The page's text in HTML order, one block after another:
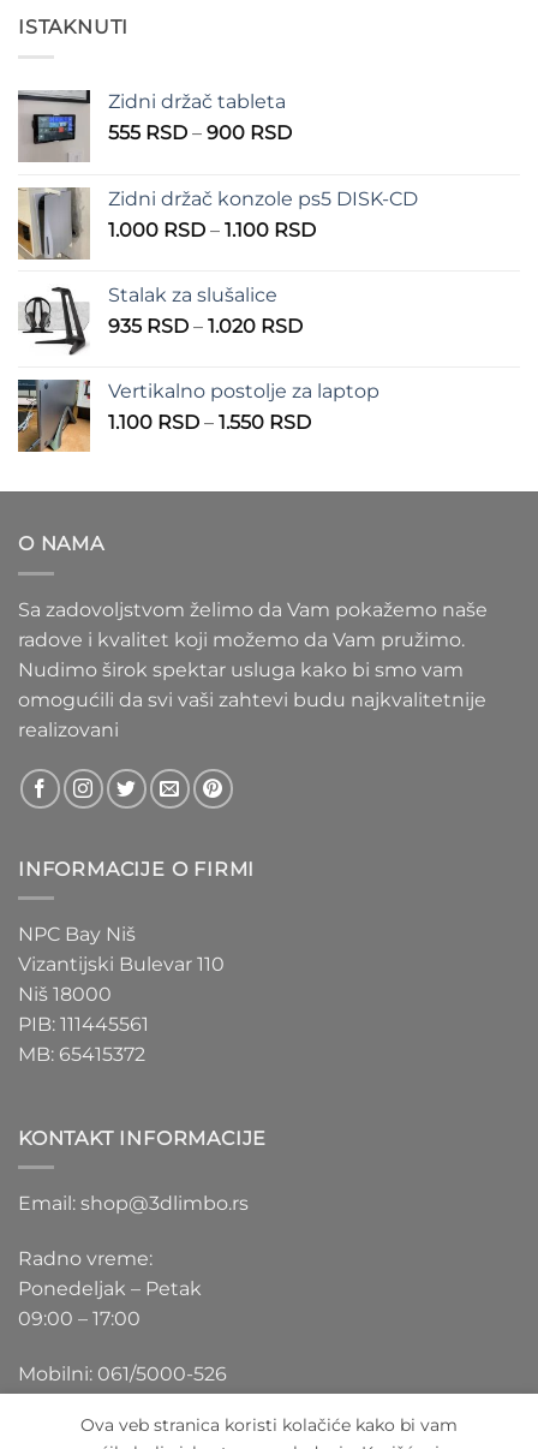
ISTAKNUTI
Zidni držač tableta
555 RSD – 900 RSDRaspon
555 RSD
do
Zidni držač konzole ps5 DISK-CD
1.000 RSD – 1.100 RSDRaspon
Stalak za slušalice
935 RSD – 1.020 RSDRaspon
935 RSD
do
Vertikalno postolje za laptop
1.100 RSD – 1.550 RSDRaspon
1.100 RSD
O NAMA
Sa zadovoljstvom želimo da Vam pokažemo naše
radove i kvalitet koji možemo da Vam pružimo.
Nudimo širok spektar usluga kako bi smo vam
omogućili da svi vaši zahtevi budu najkvalitetnije
realizovani
INFORMACIJE O FIRMI
NPC Bay Niš
Vizantijski Bulevar 110
Niš 18000
PIB: 111445561
MB: 65415372
KONTAKT INFORMACIJE
Email: shop@3dlimbo.rs
Radno vreme:
Ponedeljak – Petak
09:00 – 17:00
Mobilni: 061/5000-526
Ova veb stranica koristi kolačiće kako bi vam